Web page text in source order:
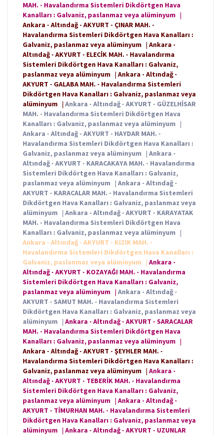
MAH. - Havalandırma Sistemleri Dikdörtgen Hava
Kanalları : Galvaniz, paslanmaz veya alüminyum |
Ankara - Altındağ - AKYURT - ÇINAR MAH. -
Havalandırma Sistemleri Dikdörtgen Hava Kanalları :
Galvaniz, paslanmaz veya alüminyum | Ankara -
Altındağ - AKYURT - ELECİK MAH. - Havalandırma
Sistemleri Dikdörtgen Hava Kanalları : Galvaniz,
paslanmaz veya alüminyum | Ankara - Altındağ -
AKYURT - GALABA MAH. - Havalandırma Sistemleri
Dikdörtgen Hava Kanalları : Galvaniz, paslanmaz veya
alüminyum | Ankara - Altındağ - AKYURT - GÜZELHİSAR
MAH. - Havalandırma Sistemleri Dikdörtgen Hava
Kanalları : Galvaniz, paslanmaz veya alüminyum |
Ankara - Altındağ - AKYURT - HAYDAR MAH. -
Havalandırma Sistemleri Dikdörtgen Hava Kanalları :
Galvaniz, paslanmaz veya alüminyum | Ankara -
Altındağ - AKYURT - KARACAKAYA MAH. - Havalandırma
Sistemleri Dikdörtgen Hava Kanalları : Galvaniz,
paslanmaz veya alüminyum | Ankara - Altındağ -
AKYURT - KARACALAR MAH. - Havalandırma Sistemleri
Dikdörtgen Hava Kanalları : Galvaniz, paslanmaz veya
alüminyum | Ankara - Altındağ - AKYURT - KARAYATAK
MAH. - Havalandırma Sistemleri Dikdörtgen Hava
Kanalları : Galvaniz, paslanmaz veya alüminyum |
Ankara - Altındağ - AKYURT - KIZIK MAH. -
Havalandırma Sistemleri Dikdörtgen Hava Kanalları :
Galvaniz, paslanmaz veya alüminyum
| Ankara -
Altındağ - AKYURT - KOZAYAĞI MAH. - Havalandırma
Sistemleri Dikdörtgen Hava Kanalları : Galvaniz,
paslanmaz veya alüminyum | Ankara - Altındağ -
AKYURT - SAMUT MAH. - Havalandırma Sistemleri
Dikdörtgen Hava Kanalları : Galvaniz, paslanmaz veya
alüminyum | Ankara - Altındağ - AKYURT - SARACALAR
MAH. - Havalandırma Sistemleri Dikdörtgen Hava
Kanalları : Galvaniz, paslanmaz veya alüminyum |
Ankara - Altındağ - AKYURT - ŞEYHLER MAH. -
Havalandırma Sistemleri Dikdörtgen Hava Kanalları :
Galvaniz, paslanmaz veya alüminyum | Ankara -
Altındağ - AKYURT - TEBERİK MAH. - Havalandırma
Sistemleri Dikdörtgen Hava Kanalları : Galvaniz,
paslanmaz veya alüminyum | Ankara - Altındağ -
AKYURT - TİMURHAN MAH. - Havalandırma Sistemleri
Dikdörtgen Hava Kanalları : Galvaniz, paslanmaz veya
alüminyum | Ankara - Altındağ - AKYURT - UZUNLAR